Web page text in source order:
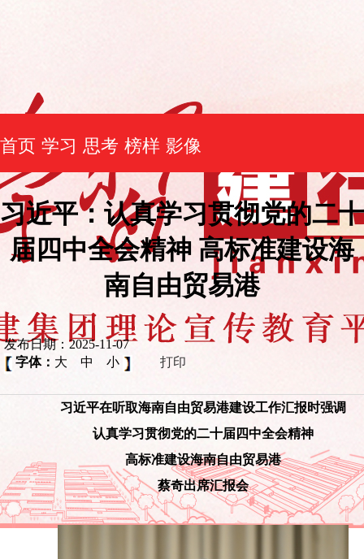
首页 学习 思考 榜样 影像
习近平：认真学习贯彻党的二十
届四中全会精神 高标准建设海
南自由贸易港
发布日期：2025-11-07
字体： 大 中 小 打印
习近平在听取海南自由贸易港建设工作汇报时强调
认真学习贯彻党的二十届四中全会精神
高标准建设海南自由贸易港
蔡奇出席汇报会